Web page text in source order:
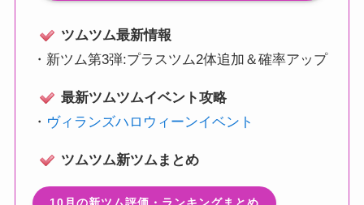
ツムツム最新情報
・ 新ツム第3弾:プラスツム2体追加＆確率アップ
最新ツムツムイベント攻略
・ ヴィランズハロウィーンイベント
ツムツム新ツムまとめ